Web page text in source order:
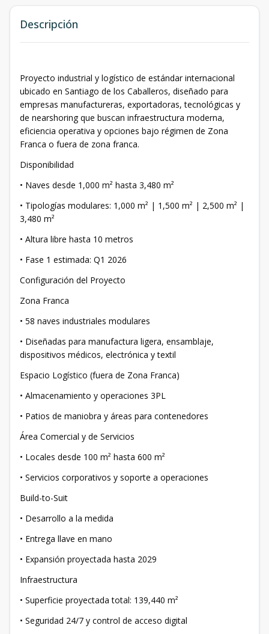
Descripción
Proyecto industrial y logístico de estándar internacional
ubicado en Santiago de los Caballeros, diseñado para
empresas manufactureras, exportadoras, tecnológicas y
de nearshoring que buscan infraestructura moderna,
eficiencia operativa y opciones bajo régimen de Zona
Franca o fuera de zona franca.
Disponibilidad
• Naves desde 1,000 m² hasta 3,480 m²
• Tipologías modulares: 1,000 m² | 1,500 m² | 2,500 m² |
3,480 m²
• Altura libre hasta 10 metros
• Fase 1 estimada: Q1 2026
Configuración del Proyecto
Zona Franca
• 58 naves industriales modulares
• Diseñadas para manufactura ligera, ensamblaje,
dispositivos médicos, electrónica y textil
Espacio Logístico (fuera de Zona Franca)
• Almacenamiento y operaciones 3PL
• Patios de maniobra y áreas para contenedores
Área Comercial y de Servicios
• Locales desde 100 m² hasta 600 m²
• Servicios corporativos y soporte a operaciones
Build-to-Suit
• Desarrollo a la medida
• Entrega llave en mano
• Expansión proyectada hasta 2029
Infraestructura
• Superficie proyectada total: 139,440 m²
• Seguridad 24/7 y control de acceso digital